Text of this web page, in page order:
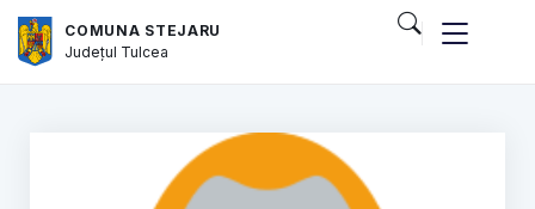
COMUNA STEJARU
Județul Tulcea